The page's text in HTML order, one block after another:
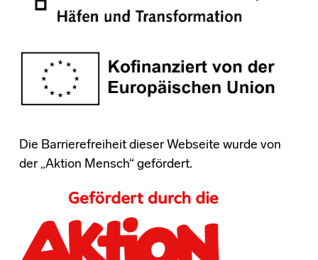
Die Barrierefreiheit dieser Webseite wurde von
der „Aktion Mensch“ gefördert.